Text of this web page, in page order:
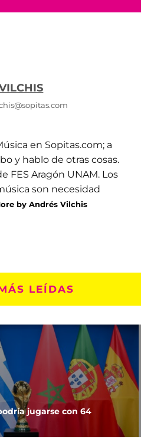
en Sopitas.com; a
y hablo de otras cosas.
FES Aragón UNAM. Los
son necesidad
by Andrés Vilchis
LEÍDAS
jugarse con 64